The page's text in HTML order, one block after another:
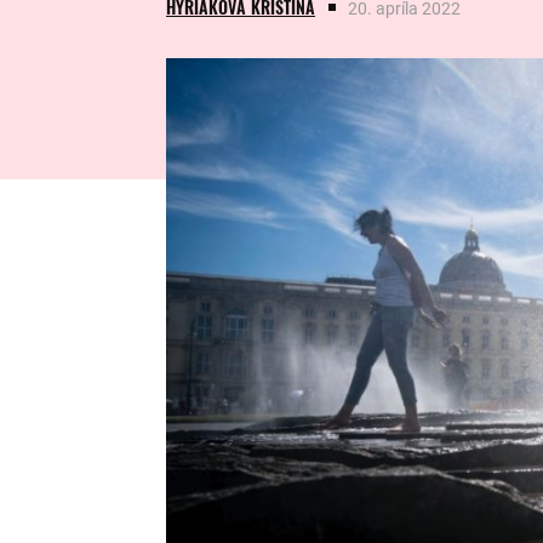
HYRIAKOVÁ KRISTÍNA 20. apríla 2022